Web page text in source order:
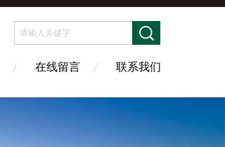
在线留言 联系我们